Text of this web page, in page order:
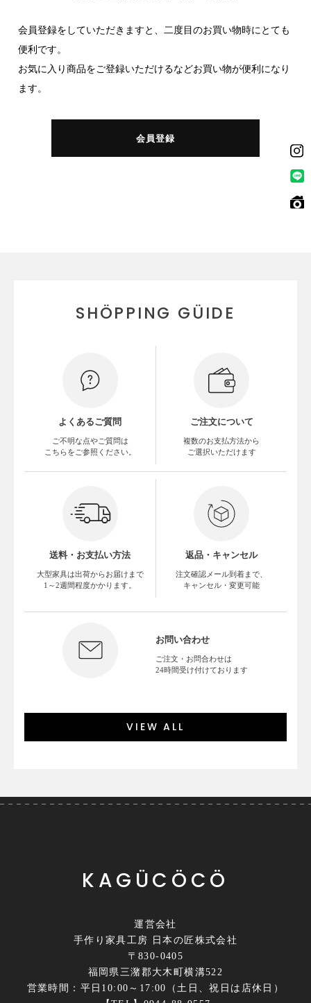
会員登録をしていただきますと、二度目のお買い物時にとても
便利です。
お気に入り商品をご登録いただけるなどお買い物が便利になり
ます。
会員登録
SHÖPPING GÜIDE
よくあるご質問
ご不明な点やご質問は
こちらをご参照ください。
ご注文について
複数のお支払方法から
ご選択いただけます
送料・お支払い方法
大型家具は出荷からお届けまで
1～2週間程度かかります。
返品・キャンセル
注文確認メール到着まで、
キャンセル・変更可能
お問い合わせ
ご注文・お問合わせは
24時間受け付けております
VIEW ALL
KAGÜCÖCÖ
運営会社
手作り家具工房 日本の匠株式会社
〒830-0405
福岡県三潴郡大木町横溝522
営業時間：平日10:00～17:00（土日、祝日は店休日）